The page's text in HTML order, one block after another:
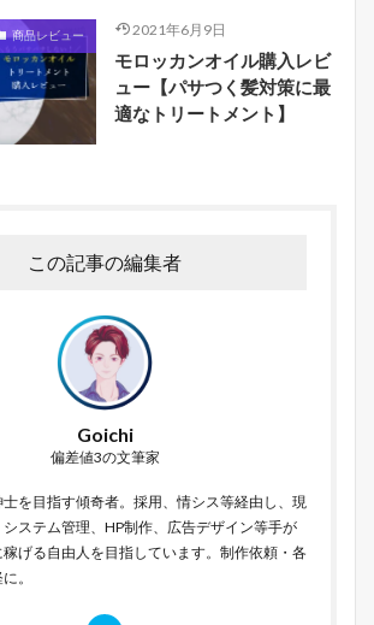
商品レビュー 2021年6月9日
モロッカンオイル購入レビ
ュー【パサつく髪対策に最
適なトリートメント】
この記事の編集者
Goichi
偏差値3の文筆家
を目指す傾奇者。採用、情シス等経由し、現
ステム管理、HP制作、広告デザイン等手が
げる自由人を目指しています。制作依頼・各
。